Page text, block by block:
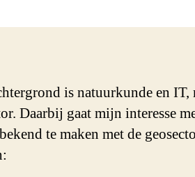
is natuurkunde en IT,
Daarbij gaat mijn interesse
te maken met de